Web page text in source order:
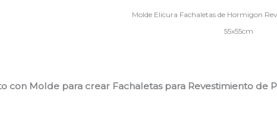
Molde Elicura Fachaletas de Hormigon
55x55cm
con Molde para crear Fachaletas para Revestimiento